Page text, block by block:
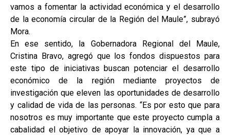
vamos a fomentar la actividad económica y el desarrollo
de la economía circular de la Región del Maule”, subrayó
Mora.
En ese sentido, la Gobernadora Regional del Maule,
Cristina Bravo, agregó que los fondos dispuestos para
este tipo de iniciativas buscan potenciar el desarrollo
económico de la región mediante proyectos de
investigación que eleven las oportunidades de desarrollo
y calidad de vida de las personas. “Es por esto que para
nosotros es muy importante que este proyecto cumpla a
cabalidad el objetivo de apoyar la innovación, ya que a